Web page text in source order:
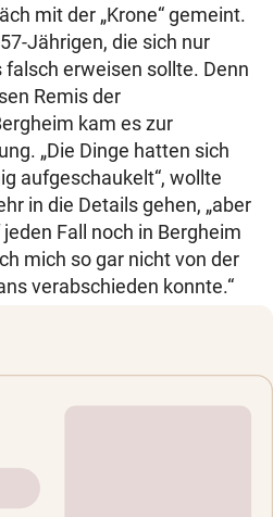
mit der „Krone“ gemeint.
Jährigen, die sich nur
erweisen sollte. Denn
Remis der
kam es zur
„Die Dinge hatten sich
aufgeschaukelt“, wollte
in die Details gehen, „aber
Fall noch in Bergheim
mich so gar nicht von der
verabschieden konnte.“